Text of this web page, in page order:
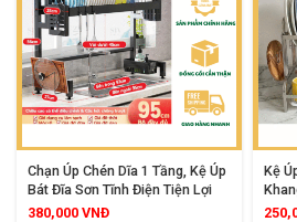
Chạn Úp Chén Dĩa 1 Tầng, Kệ Úp
Bát Đĩa Sơn Tĩnh Điện Tiện Lợi
380,000 VNĐ
Kệ